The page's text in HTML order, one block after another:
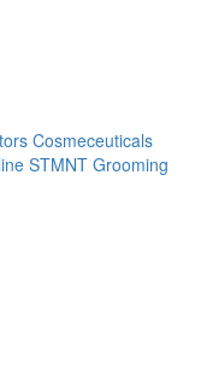
Cosmeceuticals
STMNT Grooming